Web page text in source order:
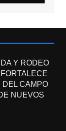
Y RODEO
DEL CAMPO
NUEVOS